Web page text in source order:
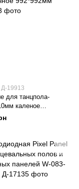
Д-19913
для танцпола-
каленое
992*992мм